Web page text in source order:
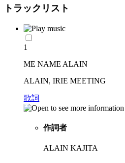
トラックリスト
1
ME NAME ALAIN
ALAIN, IRIE MEETING
歌詞
作詞者
ALAIN KAJITA